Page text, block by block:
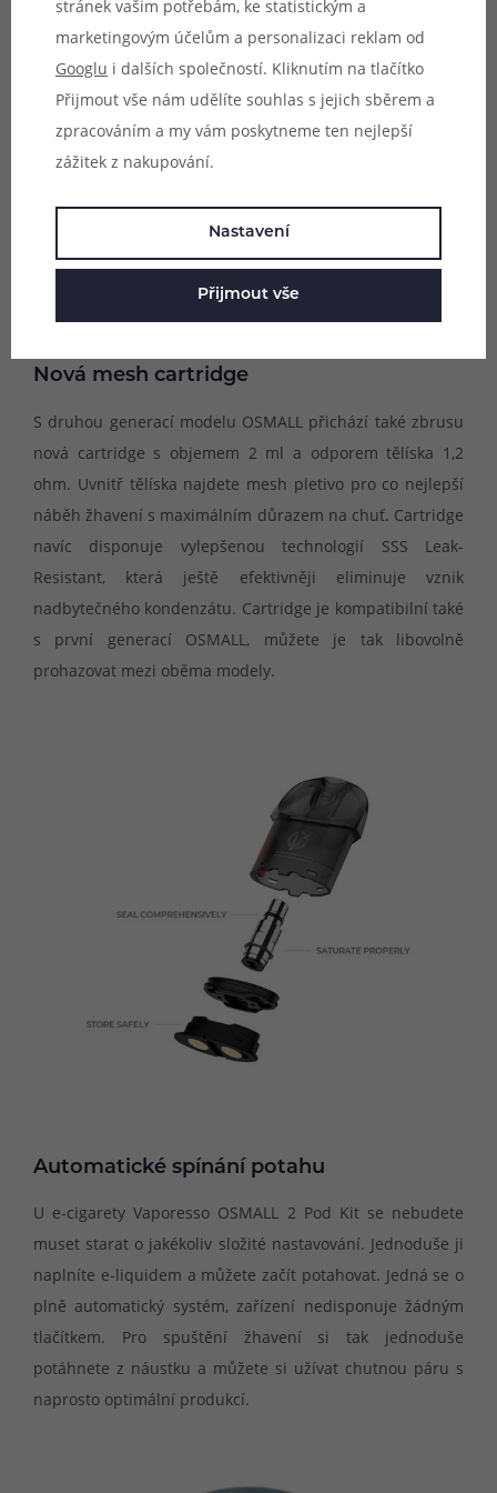
Nová mesh cartridge
S druhou generací modelu OSMALL přichází také zbrusu
nová cartridge s objemem 2 ml a odporem tělíska 1,2
ohm. Uvnitř tělíska najdete mesh pletivo pro co nejlepší
náběh žhavení s maximálním důrazem na chuť. Cartridge
navíc disponuje vylepšenou technologií SSS Leak-
Resistant, která ještě efektivněji eliminuje vznik
nadbytečného kondenzátu. Cartridge je kompatibilní také
s první generací OSMALL, můžete je tak libovolně
prohazovat mezi oběma modely.
Automatické spínání potahu
U e-cigarety Vaporesso OSMALL 2 Pod Kit se nebudete
muset starat o jakékoliv složité nastavování. Jednoduše ji
naplníte e-liquidem a můžete začít potahovat. Jedná se o
plně automatický systém, zařízení nedisponuje žádným
tlačítkem. Pro spuštění žhavení si tak jednoduše
potáhnete z náustku a můžete si užívat chutnou páru s
naprosto optimální produkcí.
stránek vašim potřebám, ke statistickým a
marketingovým účelům a personalizaci reklam od
Googlu i dalších společností. Kliknutím na tlačítko
Přijmout vše nám udělíte souhlas s jejich sběrem a
zpracováním a my vám poskytneme ten nejlepší
zážitek z nakupování.
Nastavení
Přijmout vše